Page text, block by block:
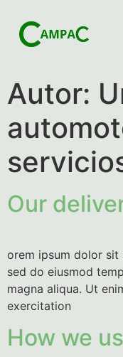
Autor:
Our
orem ipsum dolor sit
sed do eiusmod
magna aliqua. Ut
exercitation
How we